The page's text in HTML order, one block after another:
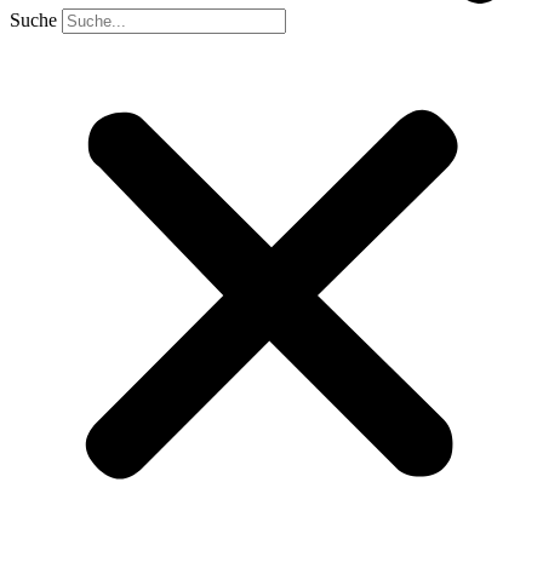
Suche